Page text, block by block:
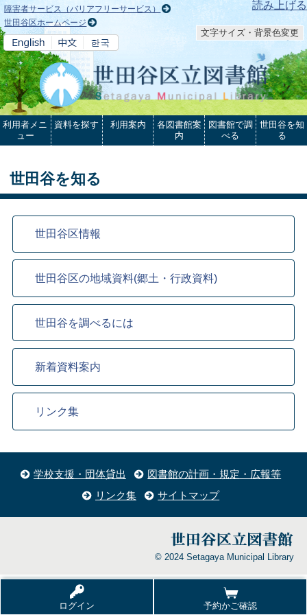
本文へ 読み上げる
障害者サービス（バリアフリーサービス）
世田谷区ホームページ
文字サイズ・背景色変更
ログイン 予約かご確認
利用者メニ
ュー
資料を探す 利用案内
各図書館案
内
図書館で調
べる
世田谷を知
る
世田谷を知る
世田谷区情報
世田谷区の地域資料(郷土・行政資料)
世田谷を調べるには
新着資料案内
リンク集
学校支援・団体貸出
図書館の計画・規定・広報等
リンク集
サイトマップ
© 2024 Setagaya Municipal Library